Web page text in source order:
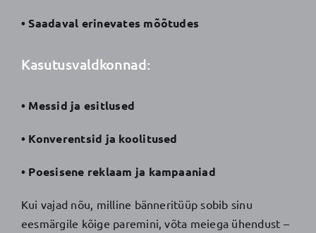
• Saadaval erinevates mõõtudes
Kasutusvaldkonnad:
• Messid ja esitlused
• Konverentsid ja koolitused
• Poesisene reklaam ja kampaaniad
Kui vajad nõu, milline bänneritüüp sobib sinu
eesmärgile kõige paremini, võta meiega ühendust –